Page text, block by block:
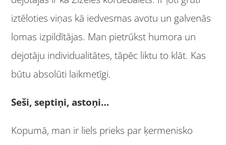
iztēloties viņas kā iedvesmas avotu un galvenās
lomas izpildītājas. Man pietrūkst humora un
dejotāju individualitātes, tāpēc liktu to klāt. Kas
būtu absolūti laikmetīgi.
Seši, septiņi, astoņi…
Kopumā, man ir liels prieks par ķermenisko